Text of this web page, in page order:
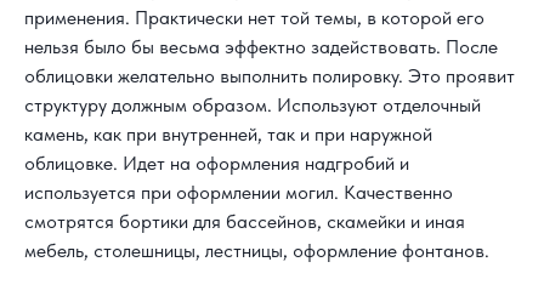
применения. Практически нет той темы, в которой его
нельзя было бы весьма эффектно задействовать. После
облицовки желательно выполнить полировку. Это проявит
структуру должным образом. Используют отделочный
камень, как при внутренней, так и при наружной
облицовке. Идет на оформления надгробий и
используется при оформлении могил. Качественно
смотрятся бортики для бассейнов, скамейки и иная
мебель, столешницы, лестницы, оформление фонтанов.